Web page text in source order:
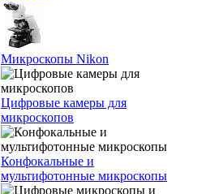
Микроскопы Nikon
Цифровые камеры для
микроскопов
Конфокальные и
мультифотонные микроскопы